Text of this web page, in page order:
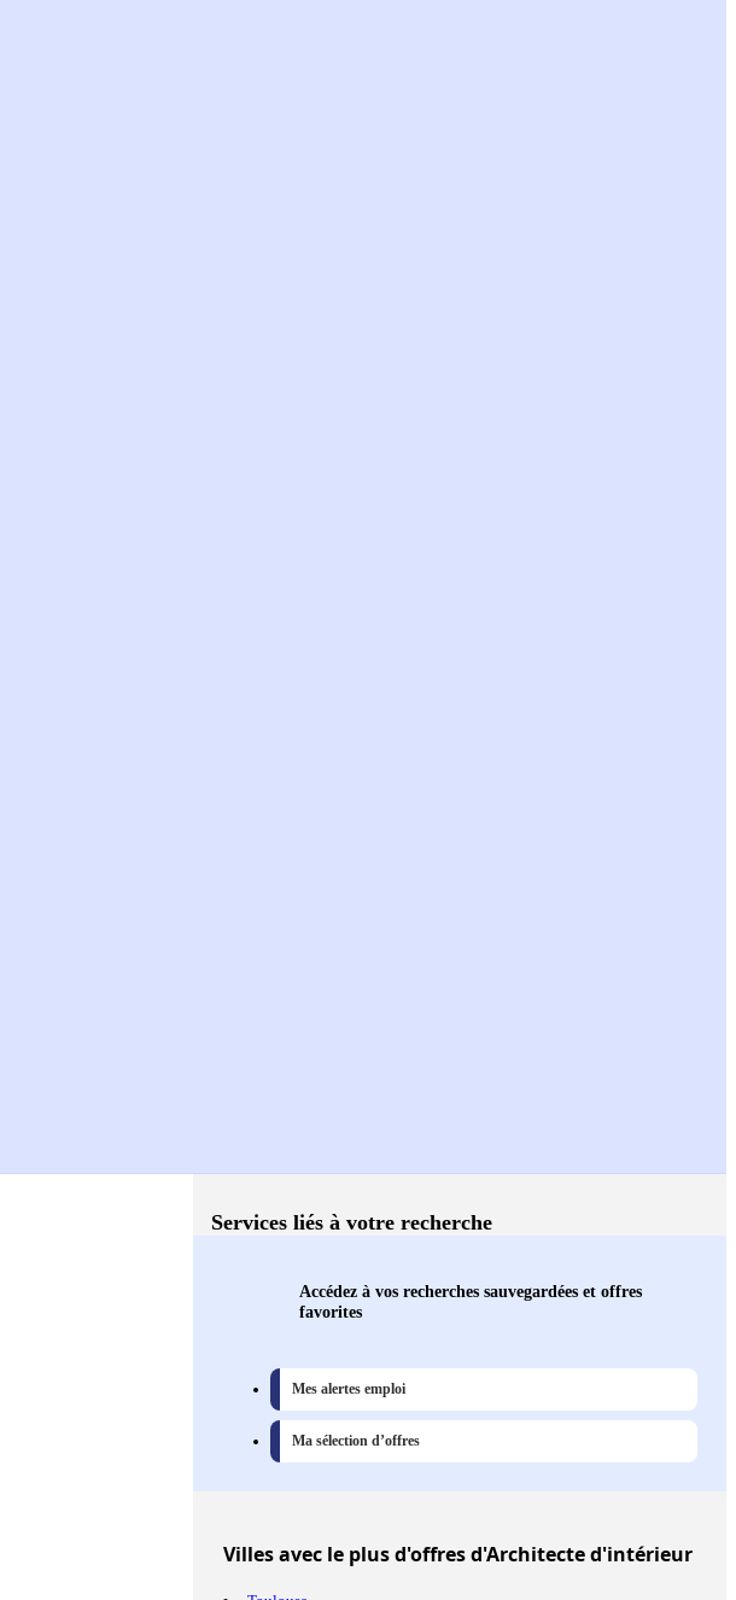
Services liés à votre recherche
Accédez à vos recherches sauvegardées et offres
favorites
Mes alertes emploi
Ma sélection d’offres
Villesavec le plus d'offres d'Architecte d'intérieur